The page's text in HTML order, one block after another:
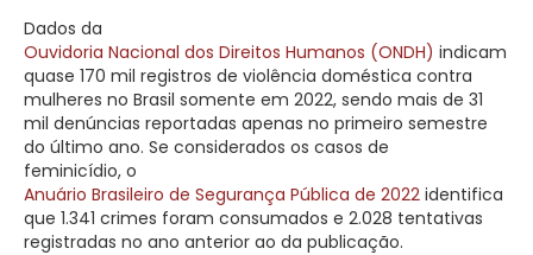
Dados da
Ouvidoria Nacional dos Direitos Humanos (ONDH) indicam
quase 170 mil registros de violência doméstica contra
mulheres no Brasil somente em 2022, sendo mais de 31
mil denúncias reportadas apenas no primeiro semestre
do último ano. Se considerados os casos de
feminicídio, o
Anuário Brasileiro de Segurança Pública de 2022 identifica
que 1.341 crimes foram consumados e 2.028 tentativas
registradas no ano anterior ao da publicação.